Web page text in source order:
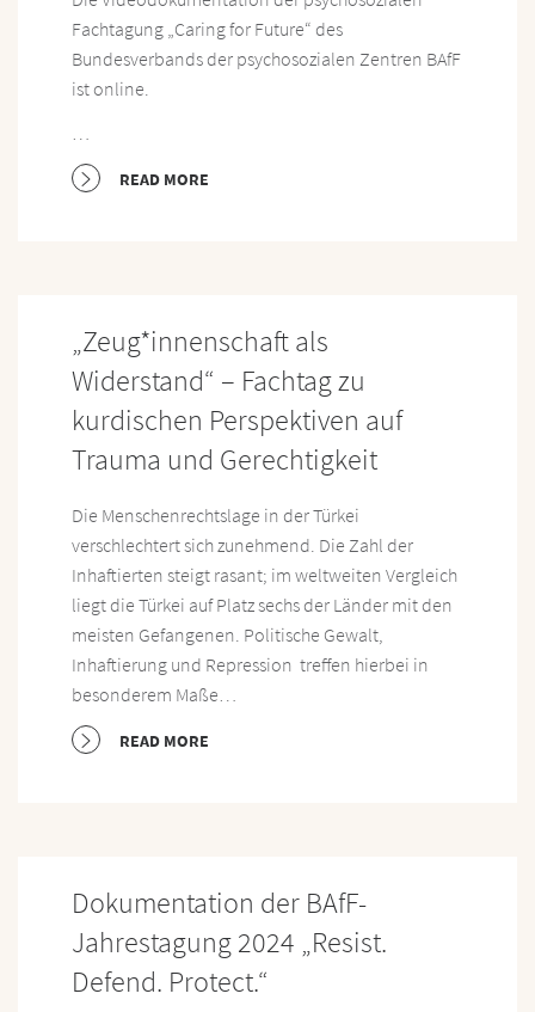
Fachtagung „Caring for Future“ des
Bundesverbands der psychosozialen Zentren BAfF
ist online.
…
READ MORE
„Zeug*innenschaft als
Widerstand“ – Fachtag zu
kurdischen Perspektiven auf
Trauma und Gerechtigkeit
Die Menschenrechtslage in der Türkei
verschlechtert sich zunehmend. Die Zahl der
Inhaftierten steigt rasant; im weltweiten Vergleich
liegt die Türkei auf Platz sechs der Länder mit den
meisten Gefangenen. Politische Gewalt,
Inhaftierung und Repression treffen hierbei in
besonderem Maße…
READ MORE
Dokumentation der BAfF-
Jahrestagung 2024 „Resist.
Defend. Protect.“